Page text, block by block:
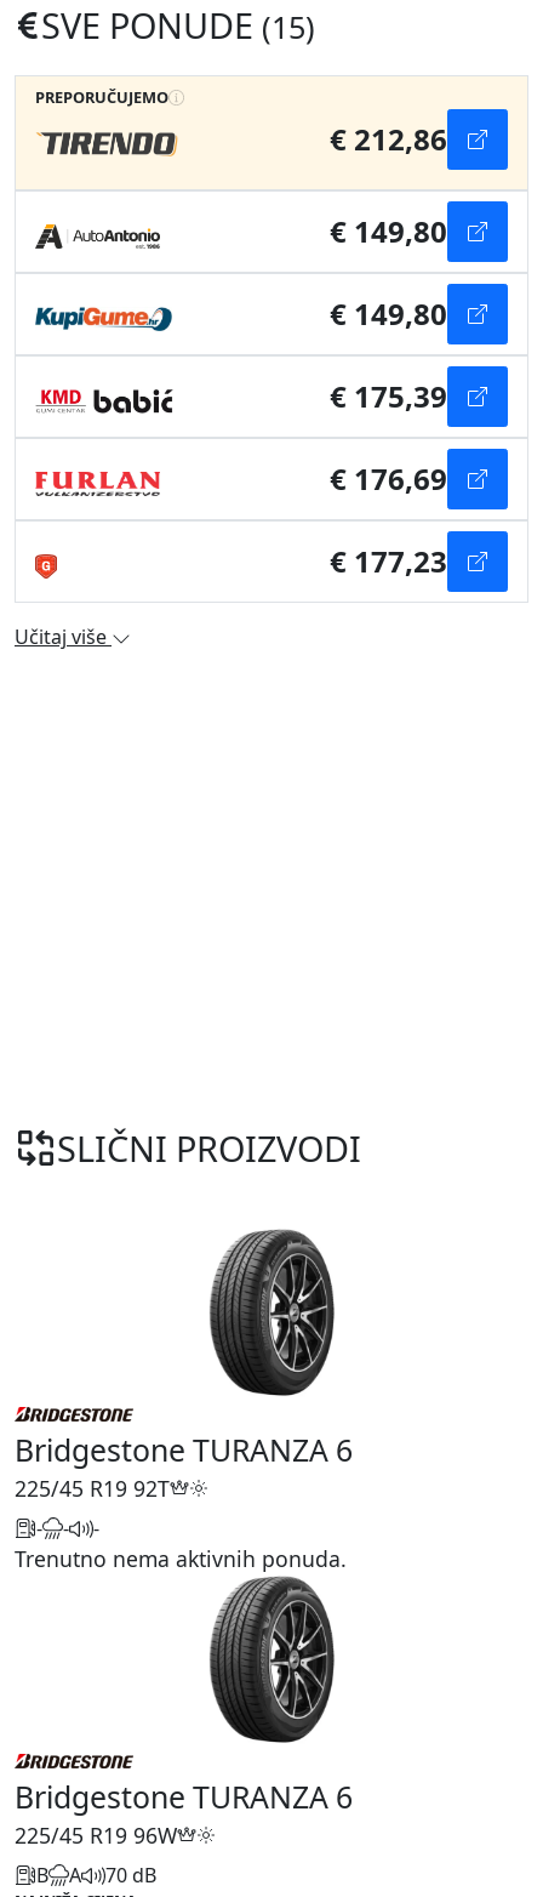
SVE PONUDE (15)
PREPORUČUJEMO
€ 212,86
€ 149,80
€ 149,80
€ 175,39
€ 176,69
€ 177,23
Učitaj više
SLIČNI PROIZVODI
Bridgestone TURANZA 6
225/45 R19 92T
- - -
Trenutno nema aktivnih ponuda.
Bridgestone TURANZA 6
225/45 R19 96W
B A 70 dB